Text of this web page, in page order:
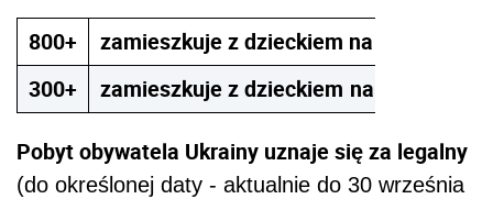
800+
zamieszkuje z dzieckiem na terytorium
300+
zamieszkuje z dzieckiem na terytorium
Pobyt obywatela Ukrainy uznaje się za legalny
(do określonej daty - aktualnie do 30 września